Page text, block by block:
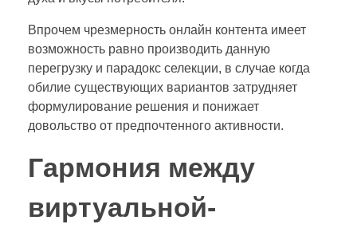
Впрочем чрезмерность онлайн контента имеет
возможность равно производить данную
перегрузку и парадокс селекции, в случае когда
обилие существующих вариантов затрудняет
формулирование решения и понижает
довольство от предпочтенного активности.
Гармония между
виртуальной-